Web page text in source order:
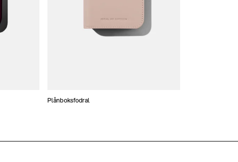
Plånboksfodral